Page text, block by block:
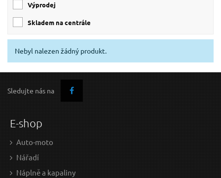
Výprodej
skladem na centrále
Nebyl nalezen žádný produkt.
Sledujte nás na
E-shop
Auto-moto
Nářadí
Náplně a kapaliny